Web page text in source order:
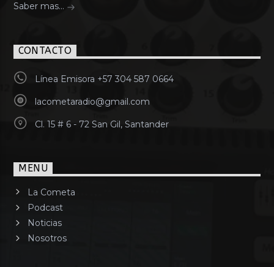
Saber mas...
CONTACTO
Línea Emisora +57 304 587 0664
lacometaradio@gmail.com
Cl. 15 # 6 - 72 San Gil, Santander
MENU
La Cometa
Podcast
Noticias
Nosotros